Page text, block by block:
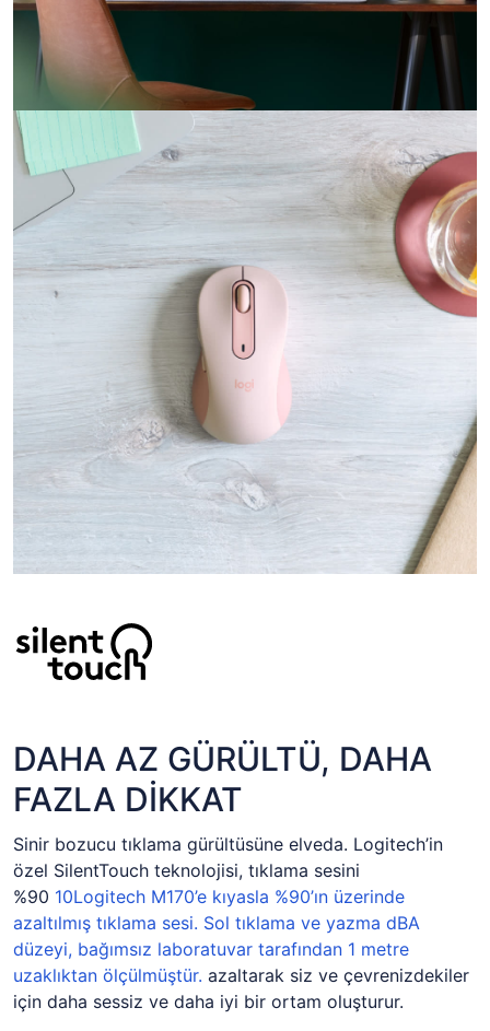
DAHA AZ GÜRÜLTÜ, DAHA
FAZLA DİKKAT
Sinir bozucu tıklama gürültüsüne elveda. Logitech’in
özel SilentTouch teknolojisi, tıklama sesini
%90 10Logitech M170’e kıyasla %90’ın üzerinde
azaltılmış tıklama sesi. Sol tıklama ve yazma dBA
düzeyi, bağımsız laboratuvar tarafından 1 metre
uzaklıktan ölçülmüştür. azaltarak siz ve çevrenizdekiler
için daha sessiz ve daha iyi bir ortam oluşturur.